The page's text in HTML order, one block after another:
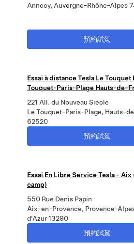
Annecy, Auvergne-Rhône-Alpes
預約試駕
Essai à distance Tesla Le Touquet
Touquet-Paris-Plage Hauts-de-
221 All. du Nouveau Siècle
Le Touquet-Paris-Plage, Hauts-
62520
預約試駕
Essai En Libre Service Tesla - Aix
camp)
550 Rue Denis Papin
Aix-en-Provence, Provence-
d'Azur 13290
預約試駕